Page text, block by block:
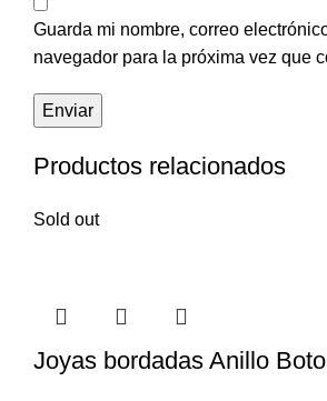
Guarda mi nombre, correo
navegador para la próxima vez que
Productos relacionados
Sold out
Joyas bordadas Anillo